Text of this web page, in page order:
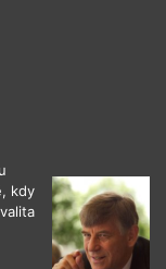
kdy